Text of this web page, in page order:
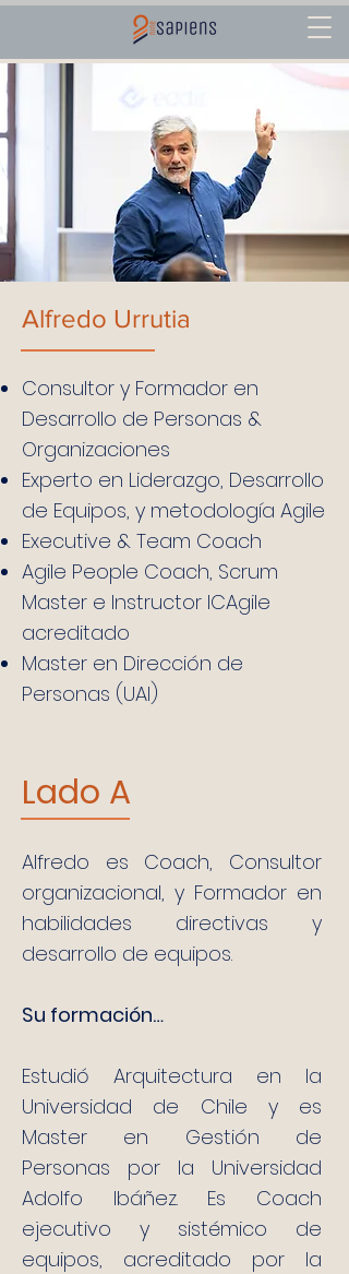
Alfredo Urrutia
Consultor y Formador en
Desarrollo de Personas &
Organizaciones
Experto en Liderazgo, Desarrollo
de Equipos, y metodología Agile
Executive & Team Coach
Agile People Coach, Scrum
Master e Instructor ICAgile
acreditado
Master en Dirección de
Personas (UAI)
Lado A
Alfredo es Coach, Consultor
organizacional, y Formador en
habilidades directivas y
desarrollo de equipos.
Su formación…
Estudió Arquitectura en la
Universidad de Chile y es
Master en Gestión de
Personas por la Universidad
Adolfo Ibáñez. Es Coach
ejecutivo y sistémico de
equipos, acreditado por la